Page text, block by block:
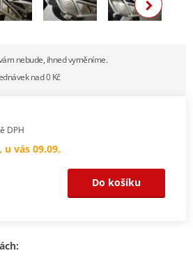
nebude, ihned vyměníme.
nad 0 Kč
DPH
vás 09.09.
Do košíku